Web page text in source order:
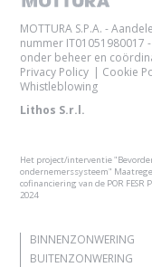
MOTTURA S.P.A. -
nummer IT01051980017
onder beheer en
Privacy Policy
Cookie
Whistleblowing
Lithos S.r.l.
Het project/interventie
ondernemerssysteem" Maatregel
cofinanciering van de POR FESR
2024
BINNENZONWERING
BUITENZONWERING